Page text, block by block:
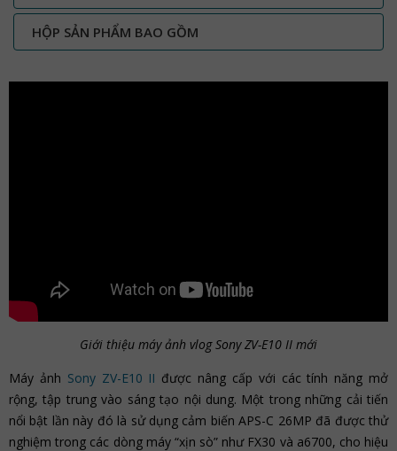
HỘP SẢN PHẨM BAO GỒM
Giới thiệu máy ảnh vlog Sony ZV-E10 II mới
Máy ảnh Sony ZV-E10 II được nâng cấp với các tính năng mở
rộng, tập trung vào sáng tạo nội dung. Một trong những cải tiến
nổi bật lần này đó là sử dụng cảm biến APS-C 26MP đã được thử
nghiệm trong các dòng máy “xịn sò” như FX30 và a6700, cho hiệu